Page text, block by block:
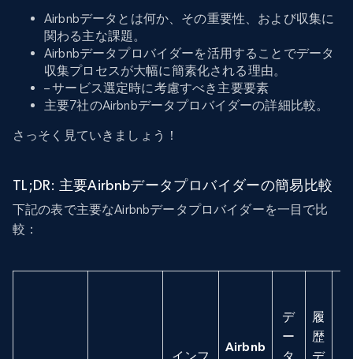
Airbnbデータとは何か、その重要性、および収集に
関わる主な課題。
Airbnbデータプロバイダーを活用することでデータ
収集プロセスが大幅に簡素化される理由。
– サービス選定時に考慮すべき主要要素
主要7社のAirbnbデータプロバイダーの詳細比較。
さっそく見ていきましょう！
TL;DR: 主要Airbnbデータプロバイダーの簡易比較
下記の表で主要なAirbnbデータプロバイダーを一目で比
較：
インフ
Airbnb
デ
ー
タ
履
歴
デ